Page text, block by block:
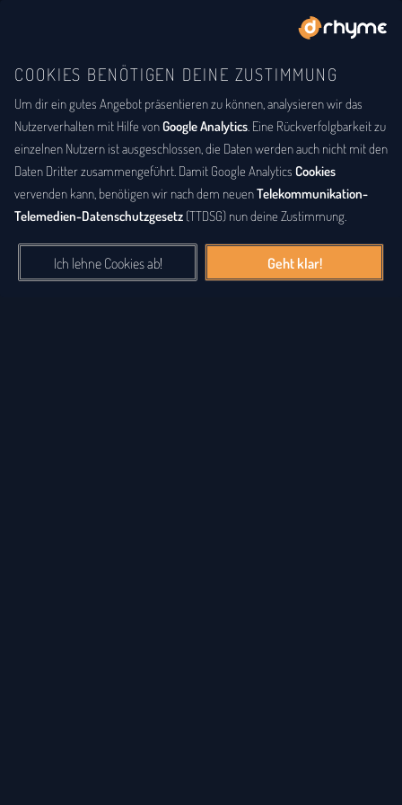
COOKIES BENÖTIGEN DEINE ZUSTIMMUNG
Um dir ein gutes Angebot präsentieren zu können, analysieren wir das
Nutzerverhalten mit Hilfe vonGoogle Analytics. Eine Rückverfolgbarkeit zu
einzelnen Nutzern ist ausgeschlossen, die Daten werden auch nicht mit den
Daten Dritter zusammengeführt. Damit Google Analytics Cookies
vervenden kann, benötigen wir nach dem neuenTelekommunikation-
Telemedien-Datenschutzgesetz (TTDSG) nun deine Zustimmung.
Ich lehne Cookies ab! Geht klar!
BUCHSTABENTAUSCH ANAGRAMM
Anagramm-Lexikon
DasAnagrammlexikonbietet eine alphabetische Auflistung aller
Wörter, zu denen Anagramme existieren. EinAnagrammist eine
Buchstabenfolge, die durch Vertauschung der Buchstaben einer
Wörter und auch ganze Sätze sein. Bei diesem Lexikon hingegen
geht es einzig um real existierende, einzelne Wörter, die durch